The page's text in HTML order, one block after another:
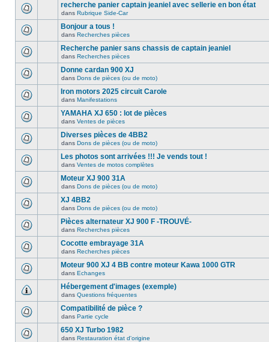
recherche panier captain jeaniel avec sellerie en bon état
dans Rubrique Side-Car
Bonjour a tous !
dans Recherches pièces
Recherche panier sans chassis de captain jeaniel
dans Recherches pièces
Donne cardan 900 XJ
dans Dons de pièces (ou de moto)
Iron motors 2025 circuit Carole
dans Manifestations
YAMAHA XJ 650 : lot de pièces
dans Ventes de pièces
Diverses pièces de 4BB2
dans Dons de pièces (ou de moto)
Les photos sont arrivées !!! Je vends tout !
dans Ventes de motos complètes
Moteur XJ 900 31A
dans Dons de pièces (ou de moto)
XJ 4BB2
dans Dons de pièces (ou de moto)
Pièces alternateur XJ 900 F -TROUVÉ-
dans Recherches pièces
Cocotte embrayage 31A
dans Recherches pièces
Moteur 900 XJ 4 BB contre moteur Kawa 1000 GTR
dans Echanges
Hébergement d'images (exemple)
dans Questions fréquentes
Compatibilité de pièce ?
dans Partie cycle
650 XJ Turbo 1982
dans Restauration état d'origine